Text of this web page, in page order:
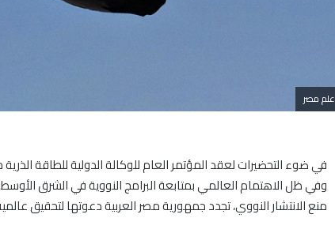
علم مصر
في ضوء التحضيرات لعقد المؤتمر العام للوكالة الدولية للطاقة
وفي ظل الاهتمام العالمي بمتابعة البرامج النووية في الشرق
منع الانتشار النووي، تجدد جمهورية مصر العربية دعوتها لتحقيق